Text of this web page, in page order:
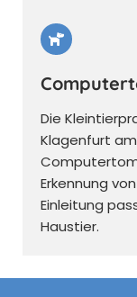
Die
Klagenfurt
Erkennung
Einleitung
Haustier.